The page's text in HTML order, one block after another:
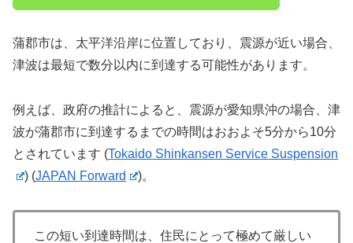
蒲郡市は、太平洋沿岸に位置しており、震源が近い場合、
津波は最短で数分以内に到達する可能性があります。
例えば、政府の推計によると、震源が愛知県沖の場合、津
波が蒲郡市に到達するまでの時間はおおよそ5分から10分
とされています​ (Tokaido Shinkansen Service Suspension
)(JAPAN Forward )。
この短い到達時間は、住民にとって極めて厳しい